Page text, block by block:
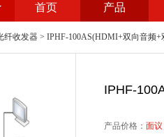
首页 产品
纤收发器 > IPHF-100AS(HDMI+双向音频+
IPHF-
产品价格： 面议